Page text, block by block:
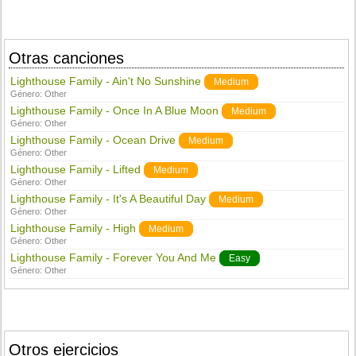
Otras canciones
Lighthouse Family - Ain't No Sunshine Medium
Género:Other
Lighthouse Family - Once In A Blue Moon Medium
Género:Other
Lighthouse Family - Ocean Drive Medium
Género:Other
Lighthouse Family - Lifted Medium
Género:Other
Lighthouse Family - It's A Beautiful Day Medium
Género:Other
Lighthouse Family - High Medium
Género:Other
Lighthouse Family - Forever You And Me Easy
Género:Other
Otros ejercicios